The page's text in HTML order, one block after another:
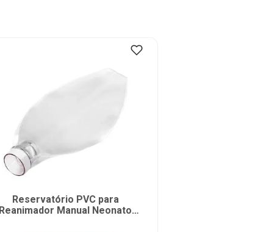
Reservatório PVC para
Reanimador Manual Neonato